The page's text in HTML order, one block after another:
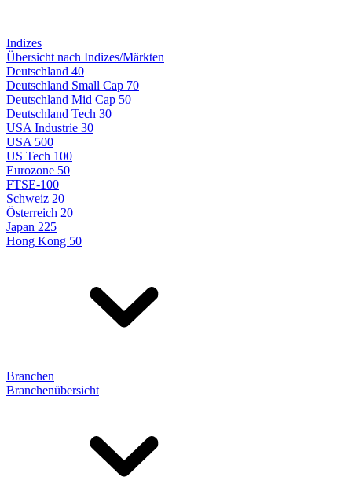
Indizes
Übersicht nach Indizes/Märkten
Deutschland 40
Deutschland Small Cap 70
Deutschland Mid Cap 50
Deutschland Tech 30
USA Industrie 30
USA 500
US Tech 100
Eurozone 50
FTSE-100
Schweiz 20
Österreich 20
Japan 225
Hong Kong 50
Branchen
Branchenübersicht